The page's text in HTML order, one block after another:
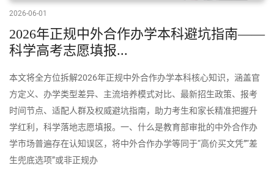
2026-06-01
2026年正规中外合作办学本科避坑指南——
科学高考志愿填报...
本文将全方位拆解2026年正规中外合作办学本科核心知识，涵盖官
方定义、办学类型差异、主流培养模式对比、最新招生政策、报考
时间节点、适配人群及权威避坑指南，助力考生和家长精准把握升
学红利，科学落地志愿填报。一、什么是教育部审批的中外合作办
学市场普遍存在认知误区，将中外合作办学等同于“高价买文凭”“差
生兜底选项”或非正规办